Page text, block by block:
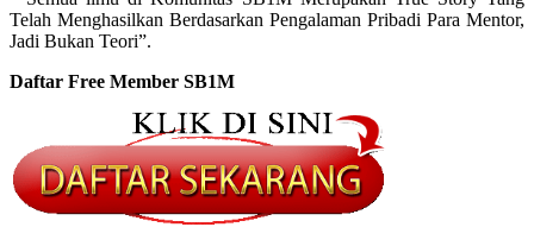
Telah Menghasilkan Berdasarkan Pengalaman Pribadi Para Mentor,
Jadi Bukan Teori”.
Daftar Free Member SB1M